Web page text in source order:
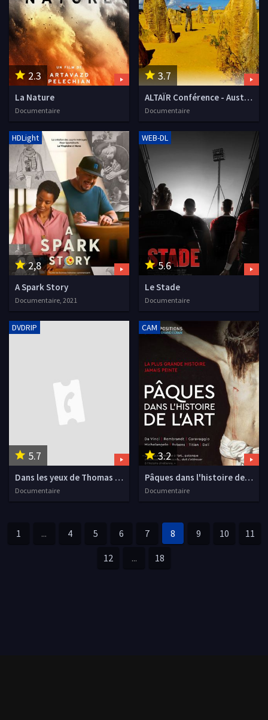
2.3
La Nature
Documentaire
3.7
ALTAÏR Conférence - Australie, du grand Ouest à la Tasmanie
Documentaire
2,8
HDLight
A Spark Story
Documentaire, 2021
5.6
WEB-DL
Le Stade
Documentaire
5.7
DVDRIP
Dans les yeux de Thomas Pesquet (court)
Documentaire
3.2
CAM
Pâques dans l'histoire de l'art
Documentaire
1 ... 4 5 6 7 8 9 10 11
12 ... 18